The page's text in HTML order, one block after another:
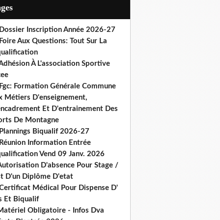
Inscription Année 2026-27
Aux Questions: Tout Sur La
À L'association Sportive
Formation Générale Commune
Métiers D'enseignement,
Et D'entrainement Des
De Montagne
Biqualif 2026-27
Information Entrée
Vend 09 Janv. 2026
D'absence Pour Stage /
D'un Diplôme D'etat
Médical Pour Dispense D'
Et Biqualif
Obligatoire - Infos Dva